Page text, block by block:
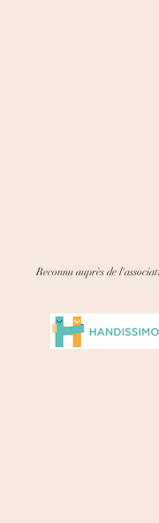
Reconnu auprès de